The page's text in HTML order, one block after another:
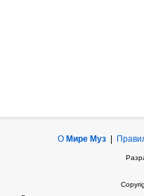
О Мире Муз|